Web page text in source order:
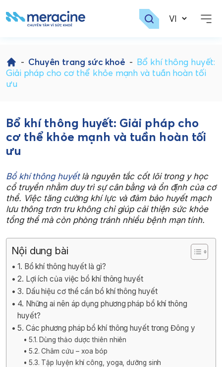
to
content
- Chuyên trang sức khoẻ - Bổ khí thông huyết:
Giải pháp cho cơ thể khỏe mạnh và tuần hoàn tối
ưu
Bổ khí thông huyết: Giải pháp cho
cơ thể khỏe mạnh và tuần hoàn tối
ưu
Bổ khí thông huyếtlà nguyên tắc cốt lõi trong y học
cổ truyền nhằm duy trì sự cân bằng và ổn định của cơ
thể. Việc tăng cường khí lực và đảm bảo huyết mạch
lưu thông trơn tru không chỉ giúp cải thiện sức khỏe
tổng thể mà còn phòng tránh nhiều bệnh mạn tính.
Nội dung bài
1. Bổ khí thông huyết là gì?
2. Lợi ích của việc bổ khí thông huyết
3. Dấu hiệu cơ thể cần bổ khí thông huyết
4. Những ai nên áp dụng phương pháp bổ khí thông
huyết?
5. Các phương pháp bổ khí thông huyết trong Đông y
5.1. Dùng thảo dược thiên nhiên
5.2. Châm cứu – xoa bóp
5.3. Tập luyện khí công, yoga, dưỡng sinh